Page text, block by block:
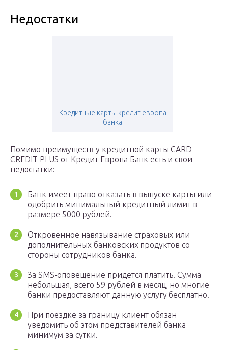
Недостатки
Кредитные карты кредит европа
банка
Помимо преимуществ у кредитной карты CARD
CREDIT PLUS от Кредит Европа Банк есть и свои
недостатки:
Банк имеет право отказать в выпуске карты или
одобрить минимальный кредитный лимит в
размере 5000 рублей.
Откровенное навязывание страховых или
дополнительных банковских продуктов со
стороны сотрудников банка.
За SMS-оповещение придется платить. Сумма
небольшая, всего 59 рублей в месяц, но многие
банки предоставляют данную услугу бесплатно.
При поездке за границу клиент обязан
уведомить об этом представителей банка
минимум за сутки.